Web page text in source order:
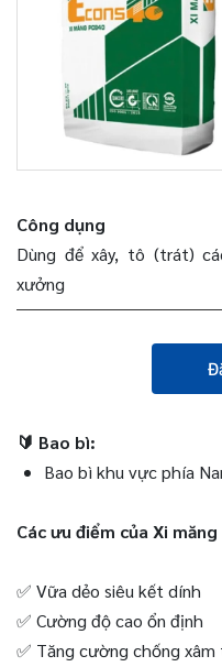
Công dụng
Dùng để xây, tô (trát)
xưởng
🔰 Bao bì:
Bao bì khu vực phía
Các ưu điểm của Xi
✅ Vữa dẻo siêu kết dính
✅ Cường độ cao ổn định
✅ Tăng cường chống